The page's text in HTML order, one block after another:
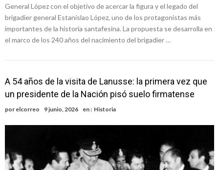
General López con el objetivo de acercar la figura y el legado del
brigadier general Estanislao López, uno de los protagonistas más
importantes de la historia santafesina. La propuesta se desarrolla en
el marco de los 240 años del nacimiento del brigadier …
A 54 años de la visita de Lanusse: la primera vez que
un presidente de la Nación pisó suelo firmatense
por elcorreo 9 junio, 2026 en : Historia